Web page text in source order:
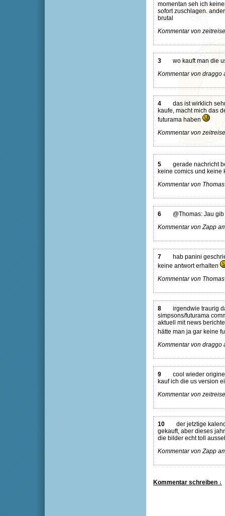
momentan seh ich
sofort zuschlagen.
brutal
Kommentar von
3
wo kauft man die
Kommentar von draggo
4
das ist wirklich
kaufe, macht mich das
futurama haben
Kommentar von
5
gerade nachricht
keine comics und keine
Kommentar von
6
@Thomas: Jau
Kommentar von Zapp
7
hab panini
keine antwort erhalten
Kommentar von
8
irgendwie traurig
simpsons/futurama
aktuell mit news
hätte man ja gar keine
Kommentar von draggo
9
cool wieder
kauf ich die us version
Kommentar von
10
der jetztige
gekauft, aber dieses
die bilder echt toll
Kommentar von Zapp
Kommentar schreiben ↓